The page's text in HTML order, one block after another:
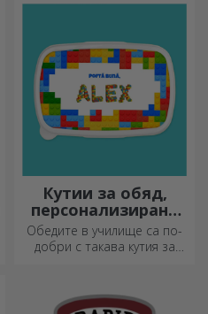
Кутии за обяд,
персонализирани
касероли
Обедите в училище са по-
добри с такава кутия за
за нов ден!